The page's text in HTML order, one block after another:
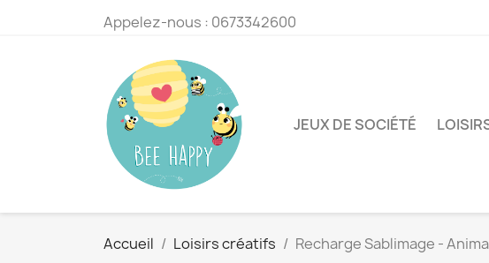
Appelez-nous : 0673342600
JEUX DE SOCIÉTÉ
Accueil Loisirs créatifs Recharge Sablimage -